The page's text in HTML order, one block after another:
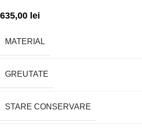
635,00 lei
MATERIAL
GREUTATE
STARE CONSERVARE